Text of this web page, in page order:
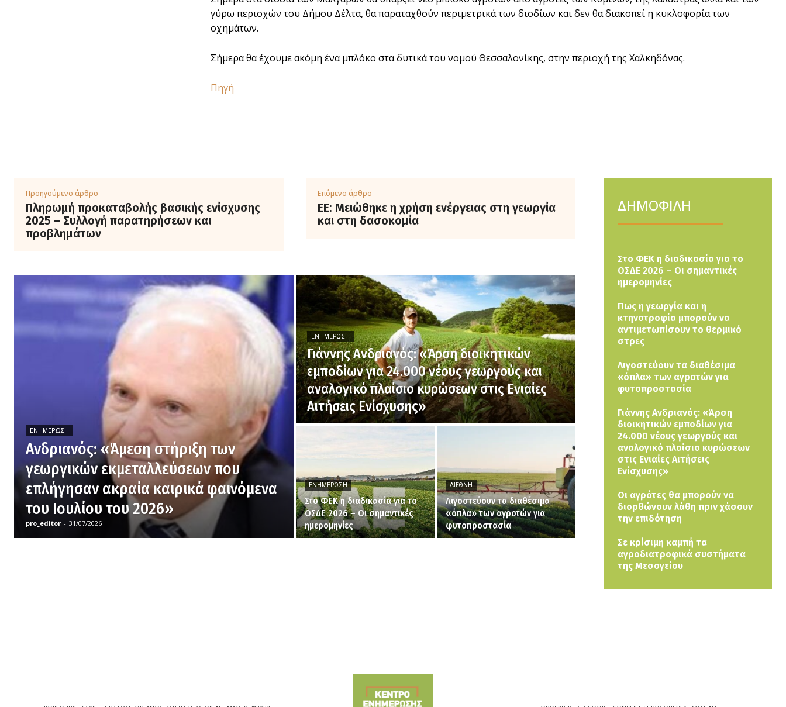
γύρω περιοχών του Δήμου Δέλτα, θα παραταχθούν περιμετρικά των διοδίων και δεν θα διακοπεί η κυκλοφορία των
οχημάτων.
Σήμερα θα έχουμε ακόμη ένα μπλόκο στα δυτικά του νομού Θεσσαλονίκης, στην περιοχή της Χαλκηδόνας.
Πηγή
Προηγούμενο άρθρο
Πληρωμή προκαταβολής βασικής ενίσχυσης
2025 – Συλλογή παρατηρήσεων και
προβλημάτων
Επόμενο άρθρο
ΕΕ: Μειώθηκε η χρήση ενέργειας στη γεωργία
και στη δασοκομία
ΕΝΗΜΈΡΩΣΗ
Ανδριανός: «Άμεση στήριξη των
γεωργικών εκμεταλλεύσεων που
επλήγησαν ακραία καιρικά φαινόμενα
του Ιουλίου του 2026»
pro_editor - 31/07/2026
ΕΝΗΜΈΡΩΣΗ
Γιάννης Ανδριανός: «Άρση διοικητικών
εμποδίων για 24.000 νέους γεωργούς και
αναλογικό πλαίσιο κυρώσεων στις Ενιαίες
Αιτήσεις Ενίσχυσης»
ΕΝΗΜΈΡΩΣΗ
Στο ΦΕΚ η διαδικασία για το
ΟΣΔΕ 2026 – Οι σημαντικές
ημερομηνίες
ΔΙΕΘΝΉ
Λιγοστεύουν τα διαθέσιμα
«όπλα» των αγροτών για
φυτοπροστασία
ΔΗΜΟΦΙΛΗ
Στο ΦΕΚ η διαδικασία για το
ΟΣΔΕ 2026 – Οι σημαντικές
ημερομηνίες
Πως η γεωργία και η
κτηνοτροφία μπορούν να
αντιμετωπίσουν το θερμικό
στρες
Λιγοστεύουν τα διαθέσιμα
«όπλα» των αγροτών για
φυτοπροστασία
Γιάννης Ανδριανός: «Άρση
διοικητικών εμποδίων για
24.000 νέους γεωργούς και
αναλογικό πλαίσιο κυρώσεων
στις Ενιαίες Αιτήσεις
Ενίσχυσης»
Οι αγρότες θα μπορούν να
διορθώνουν λάθη πριν χάσουν
την επιδότηση
Σε κρίσιμη καμπή τα
αγροδιατροφικά συστήματα
της Μεσογείου